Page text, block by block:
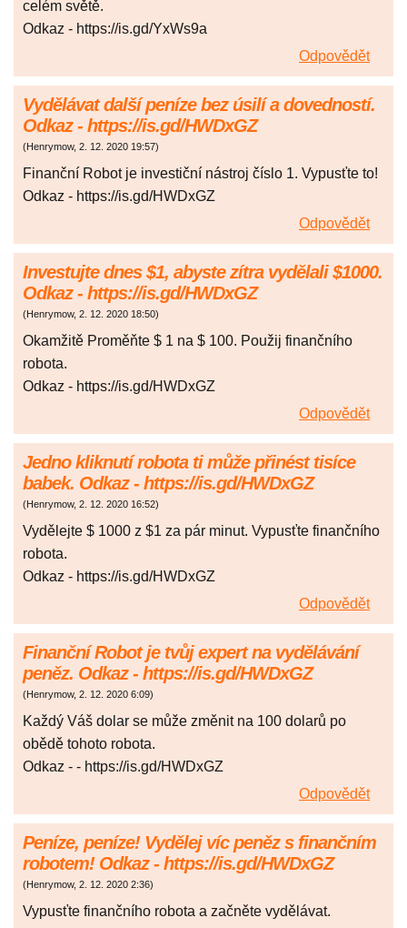
celém světě.
Odkaz - https://is.gd/YxWs9a
Odpovědět
Vydělávat další peníze bez úsilí a dovedností.
Odkaz - https://is.gd/HWDxGZ
(Henrymow, 2. 12. 2020 19:57)
Finanční Robot je investiční nástroj číslo 1. Vypusťte to!
Odkaz - https://is.gd/HWDxGZ
Odpovědět
Investujte dnes $1, abyste zítra vydělali $1000.
Odkaz - https://is.gd/HWDxGZ
(Henrymow, 2. 12. 2020 18:50)
Okamžitě Proměňte $ 1 na $ 100. Použij finančního
robota.
Odkaz - https://is.gd/HWDxGZ
Odpovědět
Jedno kliknutí robota ti může přinést tisíce
babek. Odkaz - https://is.gd/HWDxGZ
(Henrymow, 2. 12. 2020 16:52)
Vydělejte $ 1000 z $1 za pár minut. Vypusťte finančního
robota.
Odkaz - https://is.gd/HWDxGZ
Odpovědět
Finanční Robot je tvůj expert na vydělávání
peněz. Odkaz - https://is.gd/HWDxGZ
(Henrymow, 2. 12. 2020 6:09)
Každý Váš dolar se může změnit na 100 dolarů po
obědě tohoto robota.
Odkaz - - https://is.gd/HWDxGZ
Odpovědět
Peníze, peníze! Vydělej víc peněz s finančním
robotem! Odkaz - https://is.gd/HWDxGZ
(Henrymow, 2. 12. 2020 2:36)
Vypusťte finančního robota a začněte vydělávat.